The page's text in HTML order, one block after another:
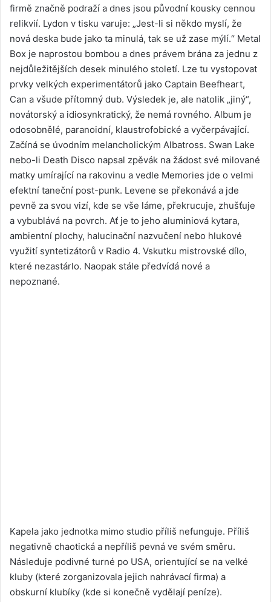
firmě značně podraží a dnes jsou původní kousky cennou
relikvií. Lydon v tisku varuje: „Jest-li si někdo myslí, že
nová deska bude jako ta minulá, tak se už zase mýlí.“ Metal
Box je naprostou bombou a dnes právem brána za jednu z
nejdůležitějších desek minulého století. Lze tu vystopovat
prvky velkých experimentátorů jako Captain Beefheart,
Can a všude přítomný dub. Výsledek je, ale natolik „jiný“,
novátorský a idiosynkratický, že nemá rovného. Album je
odosobnělé, paranoidní, klaustrofobické a vyčerpávající.
Začíná se úvodním melancholickým Albatross. Swan Lake
nebo-li Death Disco napsal zpěvák na žádost své milované
matky umírající na rakovinu a vedle Memories jde o velmi
efektní taneční post-punk. Levene se překonává a jde
pevně za svou vizí, kde se vše láme, překrucuje, zhušťuje
a vybublává na povrch. Ať je to jeho aluminiová kytara,
ambientní plochy, halucinační nazvučení nebo hlukové
využití syntetizátorů v Radio 4. Vskutku mistrovské dílo,
které nezastárlo. Naopak stále předvídá nové a
nepoznané.
Kapela jako jednotka mimo studio příliš nefunguje. Příliš
negativně chaotická a nepříliš pevná ve svém směru.
Následuje podivné turné po USA, orientující se na velké
kluby (které zorganizovala jejich nahrávací firma) a
obskurní klubíky (kde si konečně vydělají peníze).